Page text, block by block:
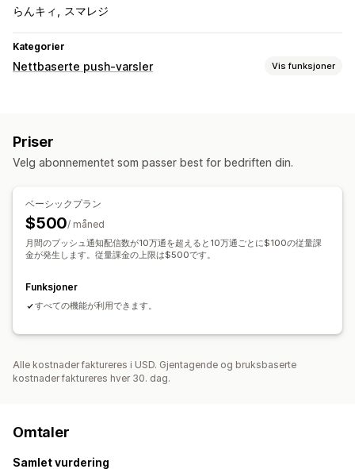
らんキィ
スマレジ
Kategorier
Nettbaserte push-varsler Vis funksjoner
Lojalitetsbelønninger
Produktkunngjøringer
Kampanjer Ny målretting
Automatiske varsler
Priser
Velg abonnementet som passer best for bedriften din.
ベーシックプラン
$500/ måned
月間のプッシュ通知配信数が10万通を超えると10万通ごとに$100の従量課
金が発生します。従量課金の上限は$500です。
Funksjoner
すべての機能が利用できます。
Alle kostnader faktureres i USD. Gjentagende og bruksbaserte
kostnader faktureres hver 30. dag.
Omtaler
Samlet vurdering